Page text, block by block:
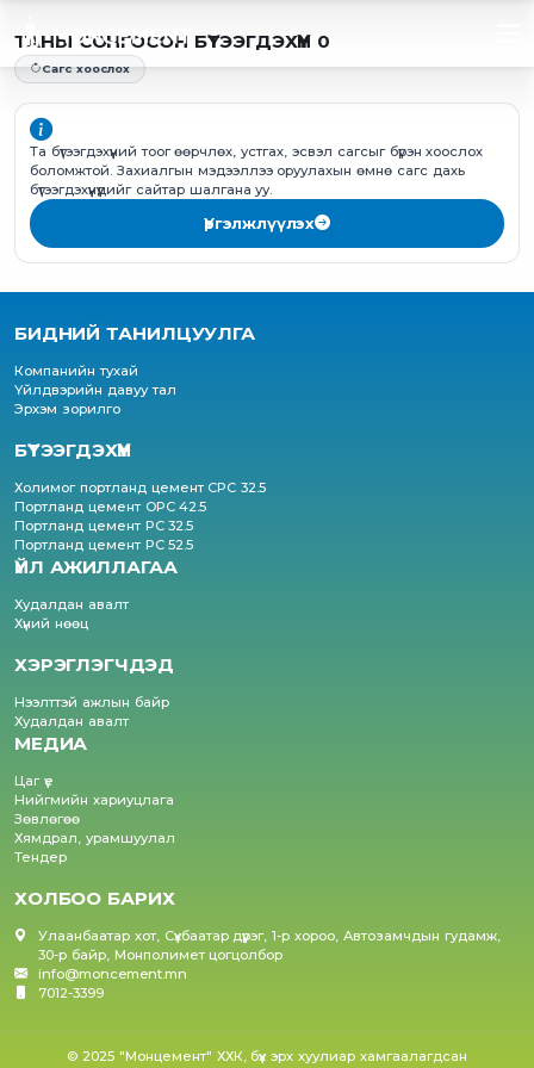
ТАНЫ СОНГОСОН БҮТЭЭГДЭХҮҮН 0
Сагс хоослох
Та бүтээгдэхүүний тоог өөрчлөх, устгах, эсвэл сагсыг бүрэн хоослох
боломжтой. Захиалгын мэдээллээ оруулахын өмнө сагс дахь
бүтээгдэхүүнүүдийг сайтар шалгана уу.
Үргэлжлүүлэх
БИДНИЙ ТАНИЛЦУУЛГА
Компанийн тухай
Үйлдвэрийн давуу тал
Эрхэм зорилго
БҮТЭЭГДЭХҮҮН
Холимог портланд цемент CPC 32.5
Портланд цемент OPC 42.5
Портланд цемент PC 32.5
Портланд цемент PC 52.5
ҮЙЛ АЖИЛЛАГАА
Худалдан авалт
Хүний нөөц
ХЭРЭГЛЭГЧДЭД
Нээлттэй ажлын байр
Худалдан авалт
МЕДИА
Цаг үе
Нийгмийн хариуцлага
Зөвлөгөө
Хямдрал, урамшуулал
Тендер
ХОЛБОО БАРИХ
Улаанбаатар хот, Сүхбаатар дүүрэг, 1-р хороо, Автозамчдын гудамж,
30-р байр, Монполимет цогцолбор
info@moncement.mn
7012-3399
© 2025 "Монцемент" ХХК, бүх эрх хуулиар хамгаалагдсан